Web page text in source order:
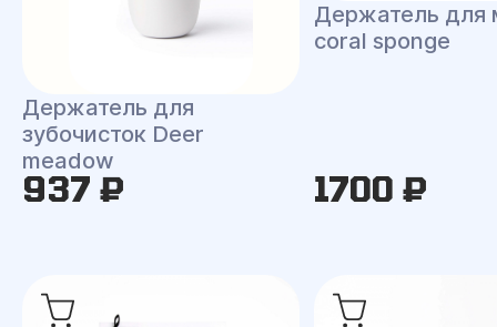
Держатель для
зубочисток Deer
meadow
937 ₽
Держатель для
coral sponge
1700 ₽